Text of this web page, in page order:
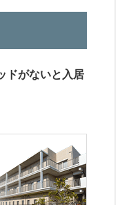
ドがないと入居